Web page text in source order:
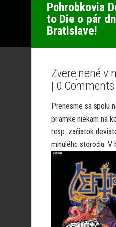
Pohrobkovia
to Die o pár
Bratislave!
Zverejnené v
| 0 Comments
Prenesme sa spolu
priamke niekam na
resp. začiatok
minulého storočia. V